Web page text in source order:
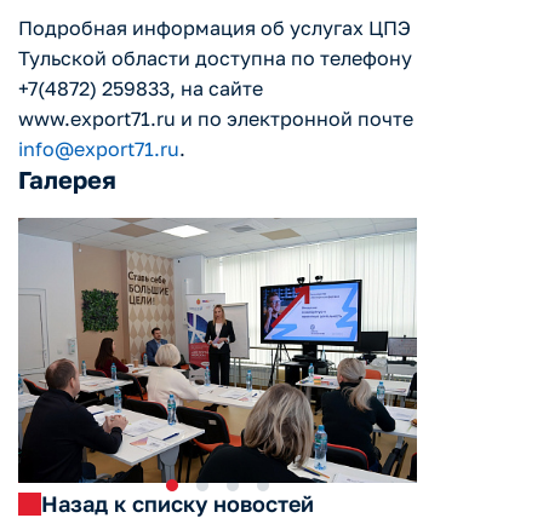
Подробная информация об услугах ЦПЭ
Тульской области доступна по телефону
+7(4872) 259833, на сайте
www.export71.ru и по электронной почте
info@export71.ru.
Галерея
Назад к списку новостей